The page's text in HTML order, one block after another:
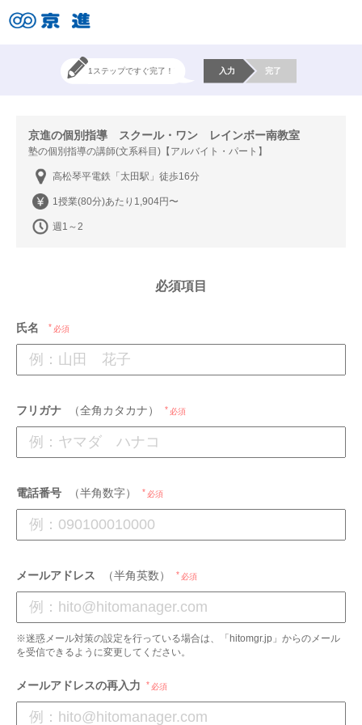
1ステップですぐ完了！ 入力 完了
京進の個別指導 スクール・ワン レインボー南教室
塾の個別指導の講師(文系科目)【アルバイト・パート】
高松琴平電鉄「太田駅」徒歩16分
1授業(80分)あたり1,904円〜
週1～2
必須項目
氏名 必須
フリガナ （全角カタカナ） 必須
電話番号 （半角数字） 必須
メールアドレス （半角英数） 必須
※迷惑メール対策の設定を行っている場合は、「hitomgr.jp」からのメール
を受信できるように変更してください。
メールアドレスの再入力 必須